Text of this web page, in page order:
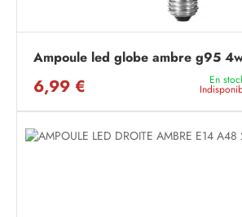
Ampoule led globe ambre g95
6,99 € En